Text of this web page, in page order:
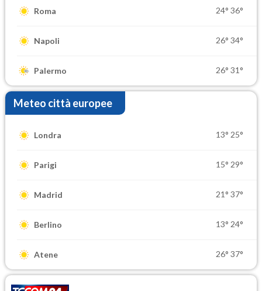
Roma 24° 36°
Napoli 26° 34°
Palermo 26° 31°
Meteo città europee
Londra 13° 25°
Parigi 15° 29°
Madrid 21° 37°
Berlino 13° 24°
Atene 26° 37°